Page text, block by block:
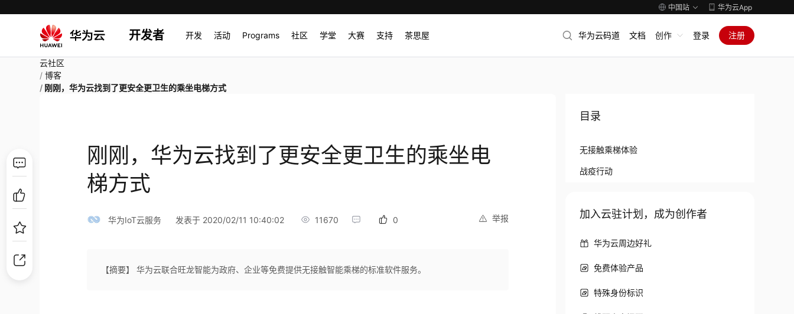
中国站 华为云App
开发者 开发 活动 Programs 社区 学堂 大赛 支持 茶思屋 华为云码道 文档 创作 登录 注册
云社区
博客
刚刚，华为云找到了更安全更卫生的乘坐电梯方式
刚刚，华为云找到了更安全更卫生的乘坐电
梯方式
举报
华为IoT云服务 发表于 2020/02/11 10:40:02 11670 0
【摘要】 华为云联合旺龙智能为政府、企业等免费提供无接触智能乘梯的标准软件服务。
目录
无接触乘梯体验
战疫行动
加入云驻计划，成为创作者
华为云周边好礼
免费体验产品
特殊身份标识